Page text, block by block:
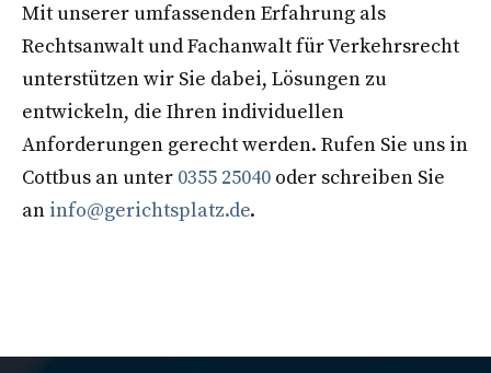
Mit unserer umfassenden Erfahrung als
Rechtsanwalt und Fachanwalt für Verkehrsrecht
unterstützen wir Sie dabei, Lösungen zu
entwickeln, die Ihren individuellen
Anforderungen gerecht werden. Rufen Sie uns in
Cottbus an unter 0355 25040 oder schreiben Sie
an info@gerichtsplatz.de.